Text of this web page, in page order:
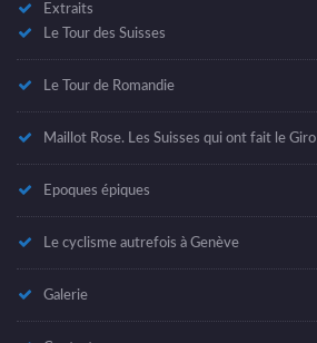
Extraits
Le Tour des Suisses
Le Tour de Romandie
Maillot Rose. Les Suisses qui ont fait le Giro
Epoques épiques
Le cyclisme autrefois à Genève
Galerie